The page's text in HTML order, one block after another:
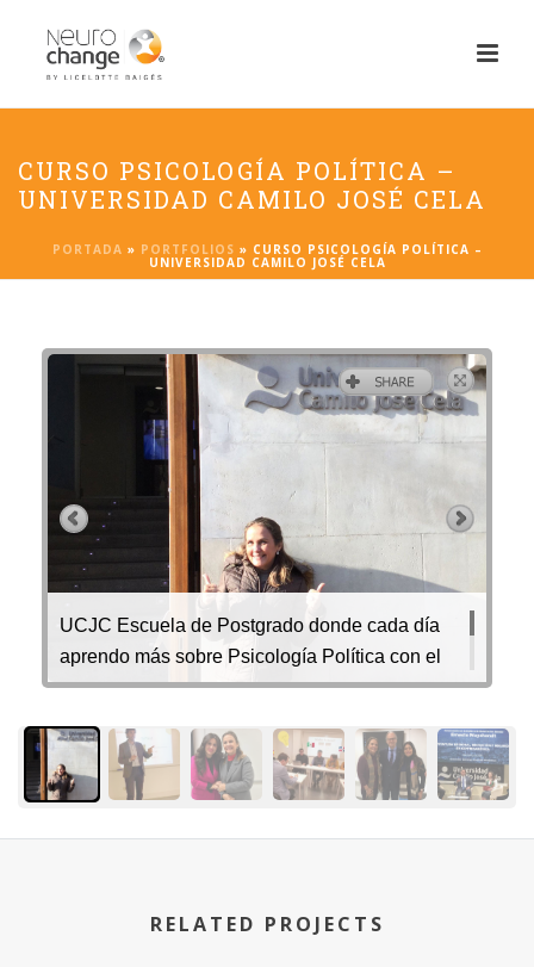
CURSO PSICOLOGÍA POLÍTICA –
UNIVERSIDAD CAMILO JOSÉ CELA
PORTADA » PORTFOLIOS » CURSO PSICOLOGÍA POLÍTICA –
UNIVERSIDAD CAMILO JOSÉ CELA
UCJC Escuela de Postgrado donde cada día
aprendo más sobre Psicología Política con el
director del programa Daniel Eskibel y otros
RELATED PROJECTS